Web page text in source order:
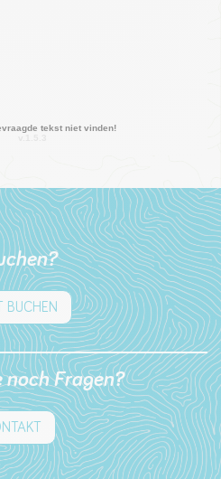
BUCHEN
noch Fragen?